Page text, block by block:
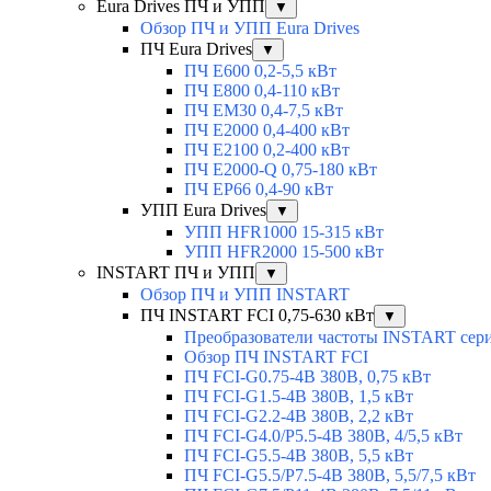
Eura Drives ПЧ и УПП ▼
Обзор ПЧ и УПП Eura Drives
ПЧ Eura Drives
▼
ПЧ E600 0,2-5,5 кВт
ПЧ E800 0,4-110 кВт
ПЧ EM30 0,4-7,5 кВт
ПЧ E2000 0,4-400 кВт
ПЧ E2100 0,2-400 кВт
ПЧ E2000-Q 0,75-180 кВт
ПЧ EP66 0,4-90 кВт
УПП Eura Drives
▼
УПП HFR1000 15-315 кВт
УПП HFR2000 15-500 кВт
INSTART ПЧ и УПП
▼
Обзор ПЧ и УПП INSTART
ПЧ INSTART FCI 0,75-630 кВт
▼
Преобразователи частоты INSTART
Обзор ПЧ INSTART FCI
ПЧ FCI-G0.75-4B 380В, 0,75 кВт
ПЧ FCI-G1.5-4B 380В, 1,5 кВт
ПЧ FCI-G2.2-4B 380В, 2,2 кВт
ПЧ FCI-G4.0/P5.5-4B 380В, 4/5,5 кВт
ПЧ FCI-G5.5-4B 380В, 5,5 кВт
ПЧ FCI-G5.5/P7.5-4B 380В, 5,5/7,5 кВт